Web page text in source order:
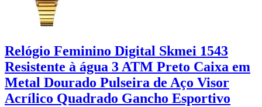
Relógio Feminino Digital Skmei 1543
Resistente à água 3 ATM Preto Caixa em
Metal Dourado Pulseira de Aço Visor
Acrílico Quadrado Gancho Esportivo